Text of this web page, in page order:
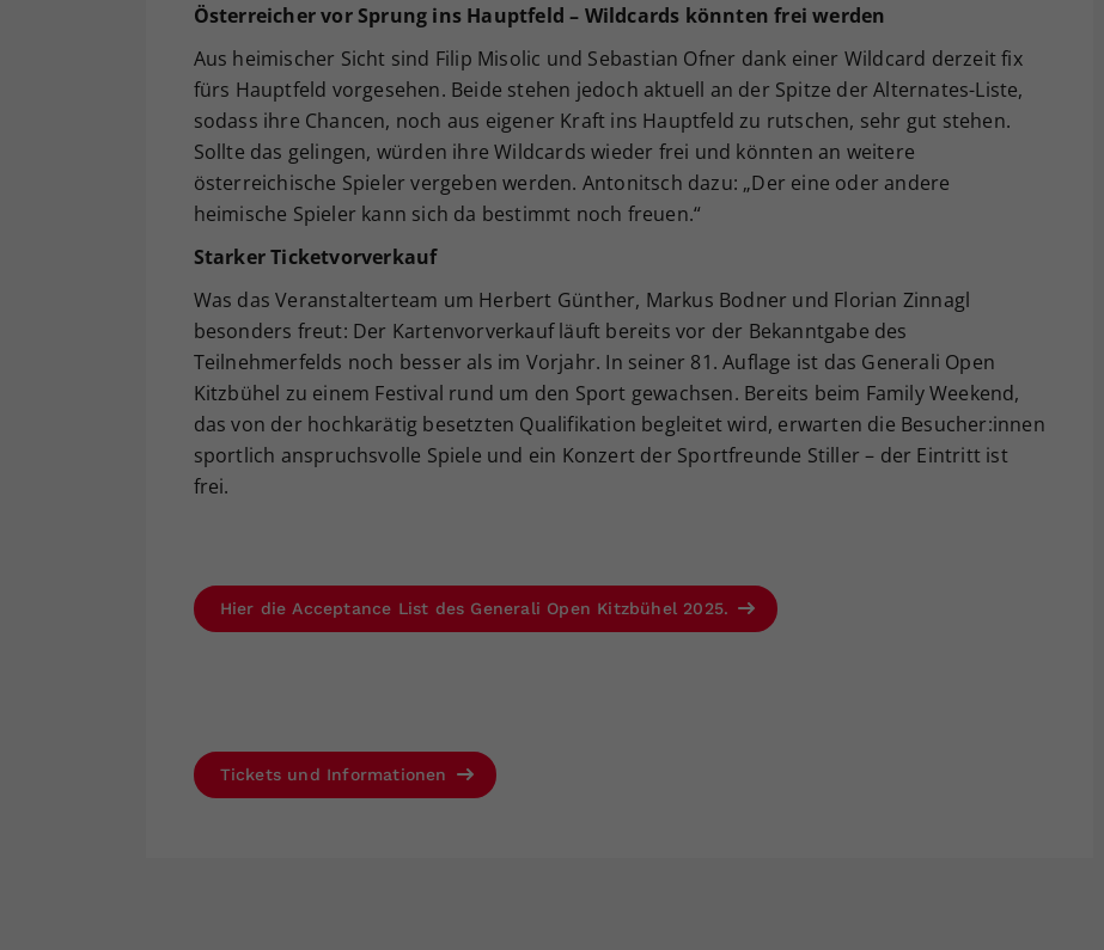
Österreicher vor Sprung ins Hauptfeld – Wildcards könnten frei werden
Aus heimischer Sicht sind Filip Misolic und Sebastian Ofner dank einer Wildcard derzeit fix
fürs Hauptfeld vorgesehen. Beide stehen jedoch aktuell an der Spitze der Alternates-Liste,
sodass ihre Chancen, noch aus eigener Kraft ins Hauptfeld zu rutschen, sehr gut stehen.
Sollte das gelingen, würden ihre Wildcards wieder frei und könnten an weitere
österreichische Spieler vergeben werden. Antonitsch dazu: „Der eine oder andere
heimische Spieler kann sich da bestimmt noch freuen.“
Starker Ticketvorverkauf
Was das Veranstalterteam um Herbert Günther, Markus Bodner und Florian Zinnagl
besonders freut: Der Kartenvorverkauf läuft bereits vor der Bekanntgabe des
Teilnehmerfelds noch besser als im Vorjahr. In seiner 81. Auflage ist das Generali Open
Kitzbühel zu einem Festival rund um den Sport gewachsen. Bereits beim Family Weekend,
das von der hochkarätig besetzten Qualifikation begleitet wird, erwarten die Besucher:innen
sportlich anspruchsvolle Spiele und ein Konzert der Sportfreunde Stiller – der Eintritt ist
frei.
Hier die Acceptance List des Generali Open Kitzbühel 2025.
Tickets und Informationen